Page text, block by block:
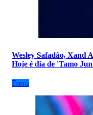
Wesley Safadão, Xand
Hoje é dia de 'Tamo
Forró